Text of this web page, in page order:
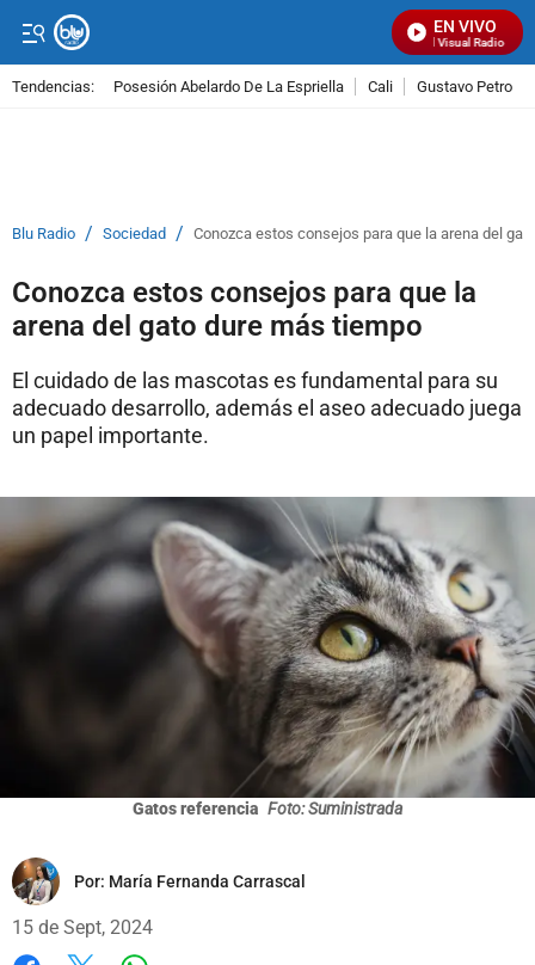
EN VIVO
Señal Visual Radio
Tendencias: Posesión Abelardo De La Espriella Cali Gustavo Petro
Blu Radio / Sociedad / Conozca estos consejos para que la arena del
Conozca estos consejos para que la
arena del gato dure más tiempo
El cuidado de las mascotas es fundamental para su
adecuado desarrollo, además el aseo adecuado juega
un papel importante.
Gatos referencia Foto: Suministrada
Por: María Fernanda Carrascal
15 de Sept, 2024